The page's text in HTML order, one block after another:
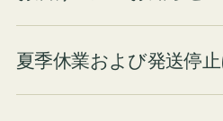
夏季休業および発送停